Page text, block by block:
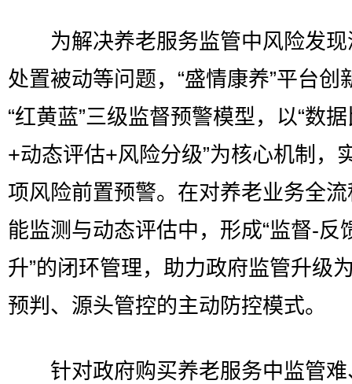
为解决养老服务监管中风险发现
处置被动等问题，“盛情康养”平台创
“红黄蓝”三级监督预警模型，以“数
+动态评估+风险分级”为核心机制，
项风险前置预警。在对养老业务全
能监测与动态评估中，形成“监督-反
升”的闭环管理，助力政府监管升级
预判、源头管控的主动防控模式。
针对政府购买养老服务中监管难